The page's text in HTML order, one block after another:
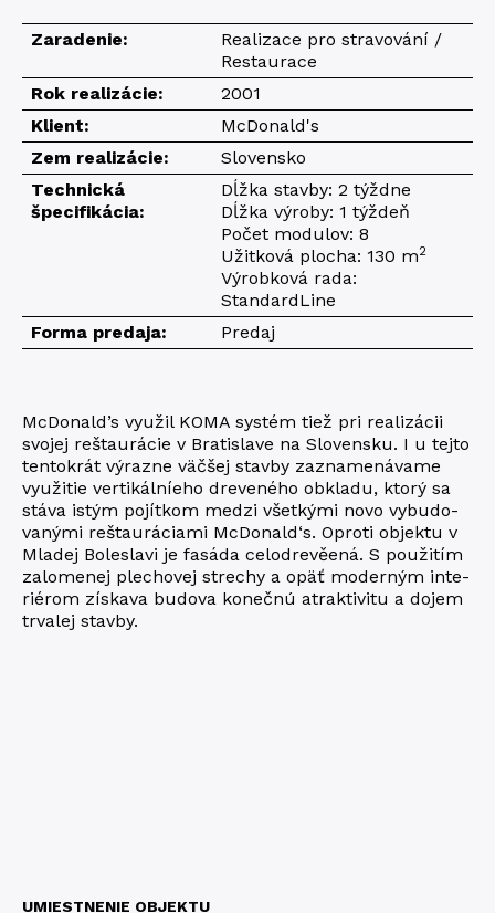
Zaradenie:
Realizace pro stravování /
Restaurace
Rok realizácie:
2001
Klient:
McDonald's
Zem realizácie:
Slovensko
Technická
špecifikácia:
Dĺžka stavby: 2 týždne
Dĺžka výroby: 1 týždeň
Počet modulov: 8
Užitková plocha: 130 m2
Výrobková rada:
StandardLine
Forma predaja:
Predaj
McDonald’s vyu­žil KOMA sys­tém tiež pri rea­li­zá­cii
svojej reštau­rá­cie v Bra­ti­sla­ve na Slo­ven­sku. I u tejto
ten­to­krát výraz­ne väčšej stav­by zazna­me­ná­vame
vyu­ži­tie ver­ti­kál­níeho dre­ve­né­ho obkla­du, kto­rý sa
stá­va is­tým pojít­kom medzi všetký­mi novo vybu­do­
va­ný­mi reštau­rá­cia­mi McDonald‘s. Opro­ti objektu v
Mla­dej Bolesla­vi je fasáda celo­dre­věená. S pou­ži­tím
zalo­me­nej ple­cho­vej stre­chy a opäť moder­ným inte­
ri­é­rom zís­kava budo­va koneč­nú atrak­ti­vi­tu a dojem
trva­lej stavby.
UMIESTNENIE OBJEKTU